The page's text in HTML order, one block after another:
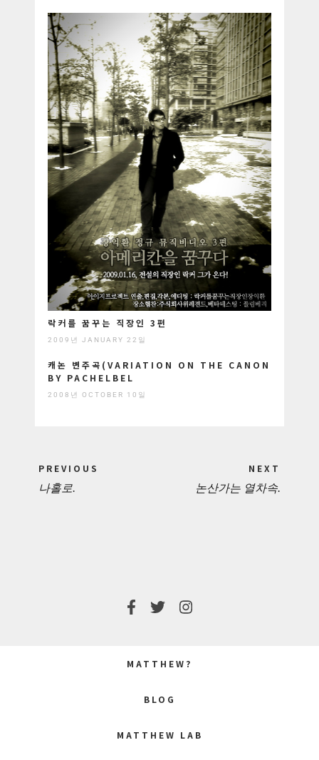
락커를 꿈꾸는 직장인 3편
2009년 JANUARY 22일
캐논 변주곡(VARIATION ON THE CANON
BY PACHELBEL
2008년 OCTOBER 10일
navigation
PREVIOUS
PREVIOUS
나홀로.
NEXT
논산가는 열차속.
MATTHEW?
BLOG
MATTHEW LAB